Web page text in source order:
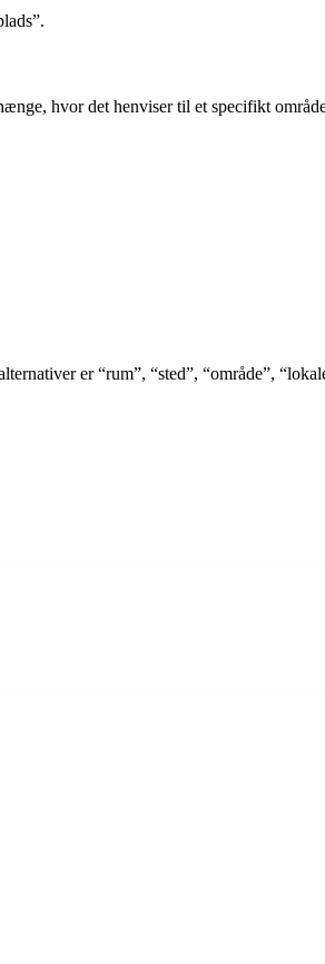
hvor det henviser til et specifikt
er “rum”, “sted”, “område”,